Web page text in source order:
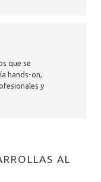
que se
hands-on,
y
AL